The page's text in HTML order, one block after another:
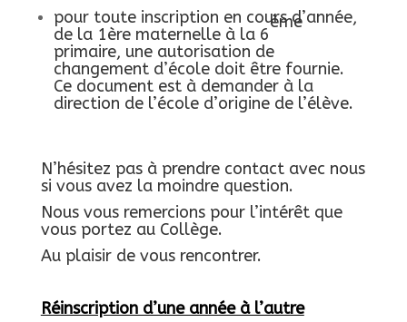
pour toute inscription en cours d’année,
de la 1ère maternelle à la 6
ème
primaire, une autorisation de
changement d’école doit être fournie.
Ce document est à demander à la
direction de l’école d’origine de l’élève.
N’hésitez pas à prendre contact avec nous
si vous avez la moindre question.
Nous vous remercions pour l’intérêt que
vous portez au Collège.
Au plaisir de vous rencontrer.
Réinscription d’une année à l’autre